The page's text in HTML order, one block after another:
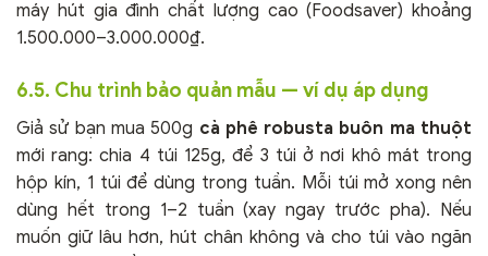
máy hút gia đình chất lượng cao (Foodsaver) khoảng
1.500.000–3.000.000₫.
6.5. Chu trình bảo quản mẫu — ví dụ áp dụng
Giả sử bạn mua 500g cà phê robusta buôn ma thuột
mới rang: chia 4 túi 125g, để 3 túi ở nơi khô mát trong
hộp kín, 1 túi để dùng trong tuần. Mỗi túi mở xong nên
dùng hết trong 1–2 tuần (xay ngay trước pha). Nếu
muốn giữ lâu hơn, hút chân không và cho túi vào ngăn